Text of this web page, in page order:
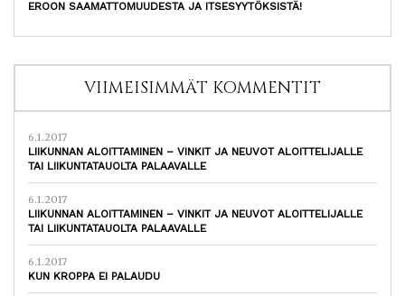
EROON SAAMATTOMUUDESTA JA ITSESYYTÖKSISTÄ!
VIIMEISIMMÄT KOMMENTIT
6.1.2017
LIIKUNNAN ALOITTAMINEN – VINKIT JA NEUVOT ALOITTELIJALLE
TAI LIIKUNTATAUOLTA PALAAVALLE
6.1.2017
LIIKUNNAN ALOITTAMINEN – VINKIT JA NEUVOT ALOITTELIJALLE
TAI LIIKUNTATAUOLTA PALAAVALLE
6.1.2017
KUN KROPPA EI PALAUDU